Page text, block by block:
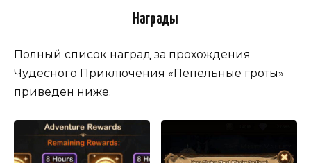
Награды
Полный список наград за прохождения
Чудесного Приключения «Пепельные гроты»
приведен ниже.